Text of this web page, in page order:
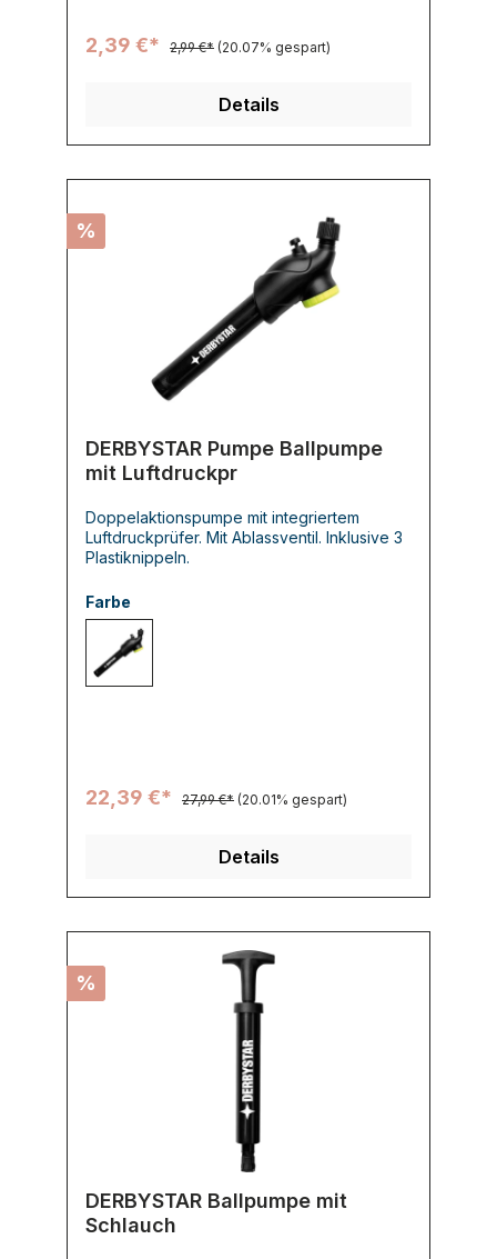
2,39 €* 2,99 €* (20.07% gespart)
Details
%
DERBYSTAR Pumpe Ballpumpe
mit Luftdruckpr
Doppelaktionspumpe mit integriertem
Luftdruckprüfer. Mit Ablassventil. Inklusive 3
Plastiknippeln.
Farbe
000 -
22,39 €* 27,99 €* (20.01% gespart)
Details
%
DERBYSTAR Ballpumpe mit
Schlauch